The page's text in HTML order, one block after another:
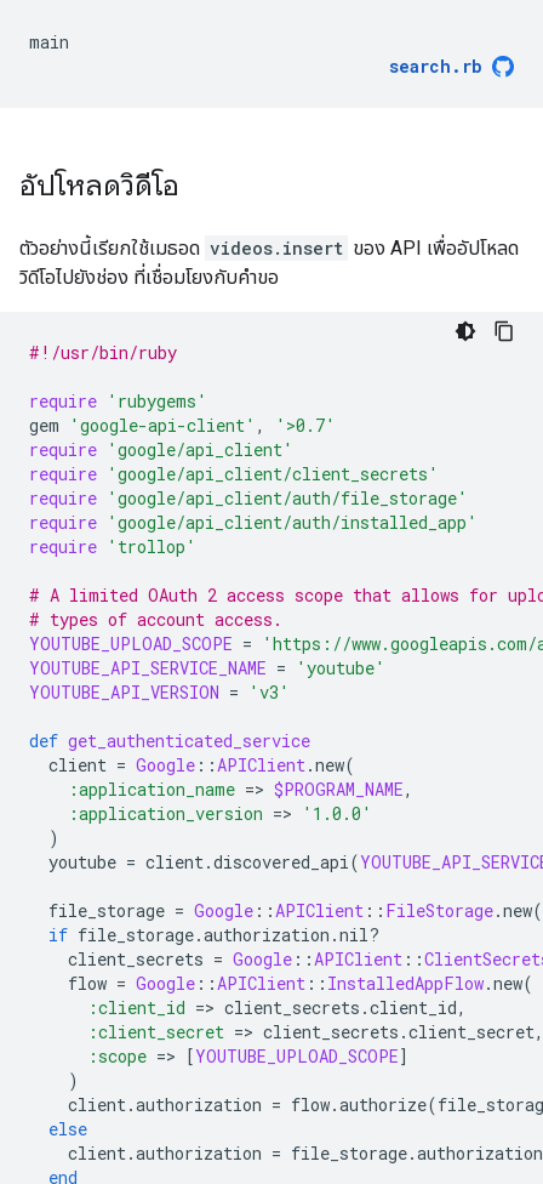
main
search . rb
อัปโหลดวิดีโอ
ตัวอย่างนี้เรียกใช้เมธอด videos.insert ของ API เพื่ออัปโหลด
วิดีโอไปยังช่อง ที่เชื่อมโยงกับคำขอ
#!/usr/bin/ruby
require 'rubygems'
gem
'google-api-client' ,
'>0.7'
require 'google/api_client'
require 'google/api_client/client_secrets'
require 'google/api_client/auth/file_storage'
require 'google/api_client/auth/installed_app'
require 'trollop'
# A limited OAuth 2 access scope that allows for
# types of account access.
YOUTUBE_UPLOAD_SCOPE =
'https://
YOUTUBE_API_SERVICE_NAME =
'youtube'
YOUTUBE_API_VERSION = 'v3'
def get_authenticated_service
client = Google ::APIClient.new(
:application_name => $PROGRAM_NAME,
:application_version =>
'1.0.0'
)
youtube = client.discovered_api(
file_storage = Google ::APIClient :: FileStorage.new(
if file_storage.authorization .nil?
client_secrets = Google ::APIClient ::
flow = Google ::APIClient :: InstalledAppFlow.new(
:client_id => client_secrets .client_id,
:client_secret => client_secrets .client_secret,
:scope => [YOUTUBE_UPLOAD_SCOPE]
)
client.authorization = flow.authorize(
else
client.authorization = file_storage.authorization
end